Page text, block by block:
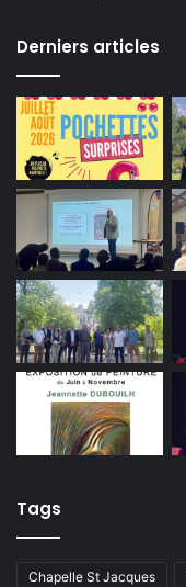
Derniers articles
Tags
Chapelle St Jacques